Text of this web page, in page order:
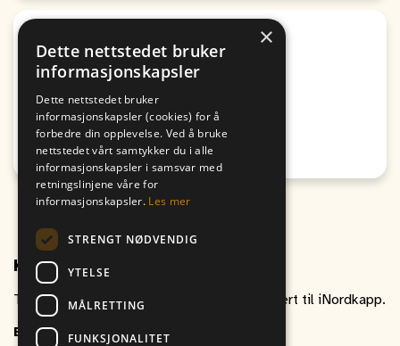
Egenandel Altaturnering
Fra
Til
09. August
11:00
Honningsvåg
Kontakt oss
Ta gjerne kontakt om du har spørsmål relatert til iNordkapp.
E-post inordkapp@vitikka.no
×
Dette nettstedet bruker
informasjonskapsler
Dette nettstedet bruker
informasjonskapsler (cookies) for å
forbedre din opplevelse. Ved å bruke
nettstedet vårt samtykker du i alle
informasjonskapsler i samsvar med
retningslinjene våre for
informasjonskapsler. Les mer
STRENGT NØDVENDIG
YTELSE
MÅLRETTING
FUNKSJONALITET